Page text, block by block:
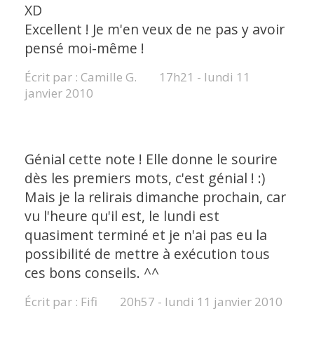
XD
Excellent ! Je m'en veux de ne pas y avoir
pensé moi-même !
Écrit par : Camille G. 17h21 - lundi 11
janvier 2010
Génial cette note ! Elle donne le sourire
dès les premiers mots, c'est génial ! :)
Mais je la relirais dimanche prochain, car
vu l'heure qu'il est, le lundi est
quasiment terminé et je n'ai pas eu la
possibilité de mettre à exécution tous
ces bons conseils. ^^
Écrit par : Fifi 20h57 - lundi 11 janvier 2010